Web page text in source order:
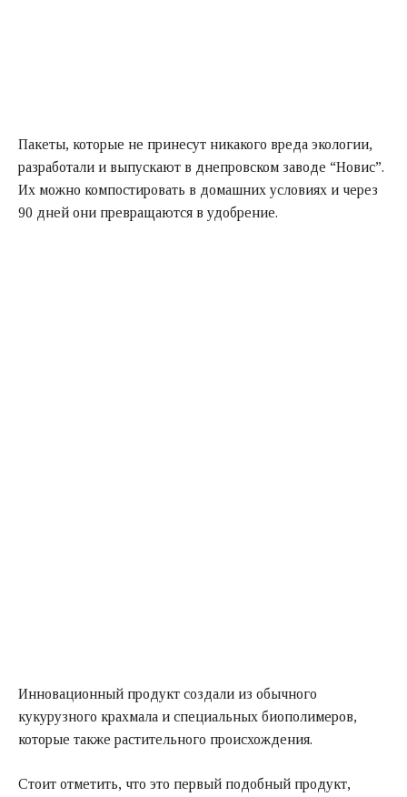
Пакеты, которые не принесут никакого вреда экологии,
разработали и выпускают в днепровском заводе “Новис”.
Их можно компостировать в домашних условиях и через
90 дней они превращаются в удобрение.
Инновационный продукт создали из обычного
кукурузного крахмала и специальных биополимеров,
которые также растительного происхождения.
Стоит отметить, что это первый подобный продукт,